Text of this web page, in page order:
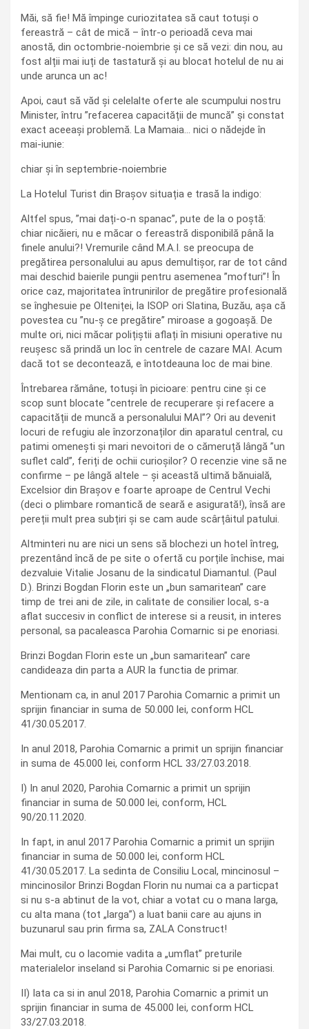
Măi, să fie! Mă împinge curiozitatea să caut totuși o
fereastră – cât de mică – într-o perioadă ceva mai
anostă, din octombrie-noiembrie și ce să vezi: din nou, au
fost alții mai iuți de tastatură și au blocat hotelul de nu ai
unde arunca un ac!
Apoi, caut să văd și celelalte oferte ale scumpului nostru
Minister, întru ”refacerea capacității de muncă” și constat
exact aceeași problemă. La Mamaia… nici o nădejde în
mai-iunie:
chiar și în septembrie-noiembrie
La Hotelul Turist din Brașov situația e trasă la indigo:
Altfel spus, ”mai dați-o-n spanac”, pute de la o poștă:
chiar nicăieri, nu e măcar o fereastră disponibilă până la
finele anului?! Vremurile când M.A.I. se preocupa de
pregătirea personalului au apus demultișor, rar de tot când
mai deschid baierile pungii pentru asemenea ”mofturi”! În
orice caz, majoritatea întrunirilor de pregătire profesională
se înghesuie pe Olteniței, la ISOP ori Slatina, Buzău, așa că
povestea cu ”nu-ș ce pregătire” miroase a gogoașă. De
multe ori, nici măcar polițiștii aflați în misiuni operative nu
reușesc să prindă un loc în centrele de cazare MAI. Acum
dacă tot se decontează, e întotdeauna loc de mai bine.
Întrebarea rămâne, totuși în picioare: pentru cine și ce
scop sunt blocate ”centrele de recuperare și refacere a
capacității de muncă a personalului MAI”? Ori au devenit
locuri de refugiu ale înzorzonaților din aparatul central, cu
patimi omenești și mari nevoitori de o cămeruță lângă ”un
suflet cald”, feriți de ochii curioșilor? O recenzie vine să ne
confirme – pe lângă altele – și această ultimă bănuială,
Excelsior din Brașov e foarte aproape de Centrul Vechi
(deci o plimbare romantică de seară e asigurată!), însă are
pereții mult prea subțiri și se cam aude scârțâitul patului.
Altminteri nu are nici un sens să blochezi un hotel întreg,
prezentând încă de pe site o ofertă cu porțile închise, mai
dezvaluie Vitalie Josanu de la sindicatul Diamantul. (Paul
D.). Brinzi Bogdan Florin este un „bun samaritean” care
timp de trei ani de zile, in calitate de consilier local, s-a
aflat succesiv in conflict de interese si a reusit, in interes
personal, sa pacaleasca Parohia Comarnic si pe enoriasi.
Brinzi Bogdan Florin este un „bun samaritean” care
candideaza din parta a AUR la functia de primar.
Mentionam ca, in anul 2017 Parohia Comarnic a primit un
sprijin financiar in suma de 50.000 lei, conform HCL
41/30.05.2017.
In anul 2018, Parohia Comarnic a primit un sprijin financiar
in suma de 45.000 lei, conform HCL 33/27.03.2018.
I) In anul 2020, Parohia Comarnic a primit un sprijin
financiar in suma de 50.000 lei, conform, HCL
90/20.11.2020.
In fapt, in anul 2017 Parohia Comarnic a primit un sprijin
financiar in suma de 50.000 lei, conform HCL
41/30.05.2017. La sedinta de Consiliu Local, mincinosul –
mincinosilor Brinzi Bogdan Florin nu numai ca a particpat
si nu s-a abtinut de la vot, chiar a votat cu o mana larga,
cu alta mana (tot „larga”) a luat banii care au ajuns in
buzunarul sau prin firma sa, ZALA Construct!
Mai mult, cu o lacomie vadita a „umflat” preturile
materialelor inseland si Parohia Comarnic si pe enoriasi.
II) Iata ca si in anul 2018, Parohia Comarnic a primit un
sprijin financiar in suma de 45.000 lei, conform HCL
33/27.03.2018.